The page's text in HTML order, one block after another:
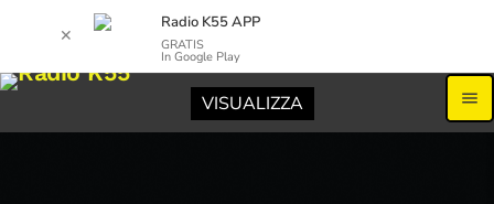
menu
✕
Radio K55 APP
GRATIS
In Google Play
VISUALIZZA